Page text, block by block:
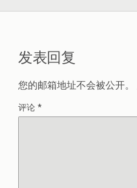
发表回复
您的邮箱地址不会被公开。
评论 *